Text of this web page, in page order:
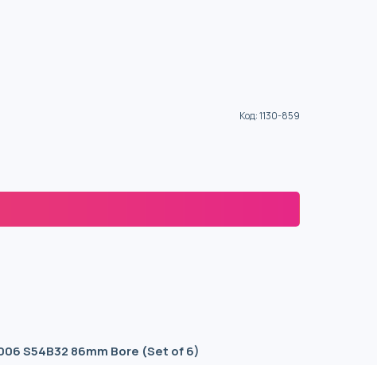
Код:1130-859
S54B32 86mm Bore (Set of 6)